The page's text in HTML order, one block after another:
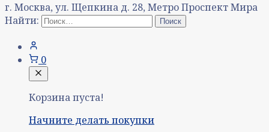
г. Москва, ул. Щепкина д. 28, Метро Проспект Мира
Найти:
0
Корзина пуста!
Начните делать покупки